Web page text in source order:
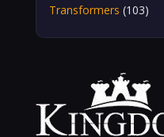
Transformers (103)